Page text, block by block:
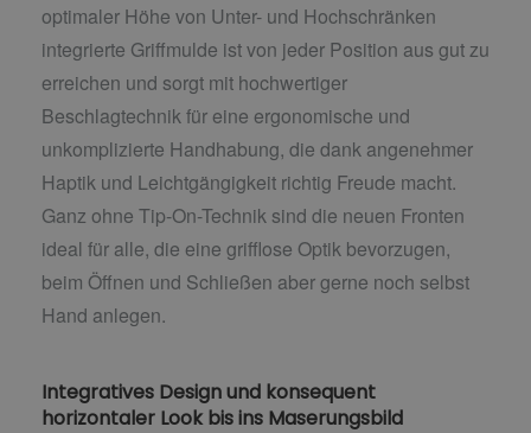
optimaler Höhe von Unter- und Hochschränken
integrierte Griffmulde ist von jeder Position aus gut zu
erreichen und sorgt mit hochwertiger
Beschlagtechnik für eine ergonomische und
unkomplizierte Handhabung, die dank angenehmer
Haptik und Leichtgängigkeit richtig Freude macht.
Ganz ohne Tip-On-Technik sind die neuen Fronten
ideal für alle, die eine grifflose Optik bevorzugen,
beim Öffnen und Schließen aber gerne noch selbst
Hand anlegen.
Integratives Design und konsequent
horizontaler Look bis ins Maserungsbild